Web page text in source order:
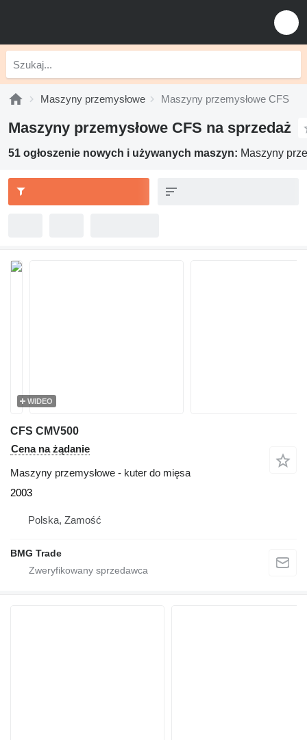
Maszyny przemysłowe Maszyny przemysłowe CFS
Maszyny przemysłowe CFS na sprzedaż
51 ogłoszenie nowych i używanych maszyn: Maszyny
WIDEO
CFS CMV500
Cena na żądanie
Maszyny przemysłowe - kuter do mięsa
2003
Polska, Zamość
BMG Trade